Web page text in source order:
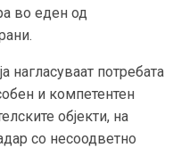
во еден од
нагласуваат потребата
и компетентен
објекти, на
со несоодветно